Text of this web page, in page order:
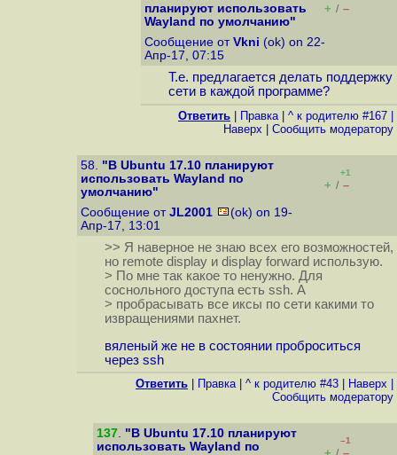
планируют использовать
Wayland по умолчанию"
+ / –
Сообщение от Vkni (ok) on 22-
Апр-17, 07:15
Т.е. предлагается делать поддержку
сети в каждой программе?
Ответить Правка| ^ к родителю #167
Наверх
Cообщить модератору
58. "В Ubuntu 17.10 планируют
использовать Wayland по
умолчанию"
+1
+ / –
Сообщение от JL2001
(ok) on 19-
Апр-17, 13:01
>> Я наверное не знаю всех его возможностей,
но remote display и display forward использую.
> По мне так какое то ненужно. Для
соснольного доступа есть ssh. А
> пробрасывать все иксы по сети какими то
извращениями пахнет.
вяленый же не в состоянии проброситься
через ssh
Ответить Правка| ^ к родителю #43 Наверх
Cообщить модератору
137. "В Ubuntu 17.10 планируют
использовать Wayland по
–1